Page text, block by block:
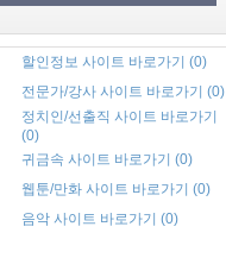
할인정보 사이트 바로가기 (0)
전문가/강사 사이트 바로가기 (0)
정치인/선출직 사이트 바로가기
(0)
귀금속 사이트 바로가기 (0)
웹툰/만화 사이트 바로가기 (0)
음악 사이트 바로가기 (0)